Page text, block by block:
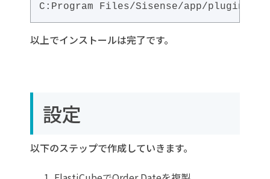
C:Program Files/Sisense/app/plugins
以上でインストールは完了です。
設定
以下のステップで作成していきます。